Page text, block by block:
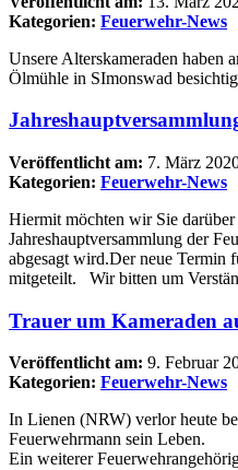
Kategorien: Feuerwehr-News
Unsere Alterskameraden haben
Ölmühle in SImonswad
Veröffentlicht am: 7. März
Kategorien: Feuerwehr-News
Hiermit möchten wir Sie
Jahreshauptversammlung der
abgesagt wird.Der neue
mitgeteilt. Wir bitten um
Trauer um Kameraden
Veröffentlicht am: 9. Februar
Kategorien: Feuerwehr-News
In Lienen (NRW) verlor heute
Feuerwehrmann sein Leben.
Ein weiterer